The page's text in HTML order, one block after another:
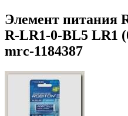
Элемент питания
R-LR1-0-BL5 LR1
mrc-1184387